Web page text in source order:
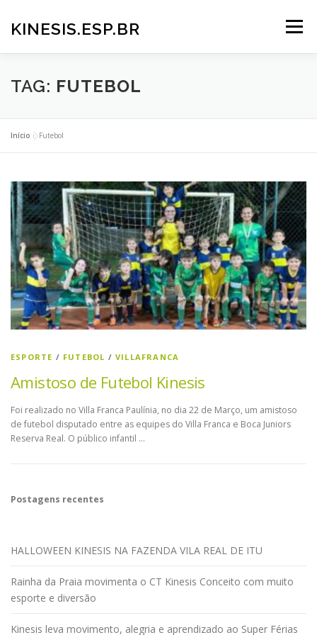
KINESIS.ESP.BR Menu
PRINCIPAL SERVIÇOS
NOTÍCIAS
TAG: FUTEBOL
Início »Futebol
ESPORTE / FUTEBOL /VILLAFRANCA
Amistoso de Futebol Kinesis
Foi realizado no Villa Franca Paulínia, no dia 22 de Março, um amistoso
de futebol disputado entre as equipes do Villa Franca e Boca Juniors
Reserva Real. O público infantil …
Postagens recentes
HALLOWEEN KINESIS NA FAZENDA VILA REAL DE ITU
Rainha da Praia movimenta o CT Kinesis Conceito com muito
esporte e diversão
Kinesis leva movimento, alegria e aprendizado ao Super Férias